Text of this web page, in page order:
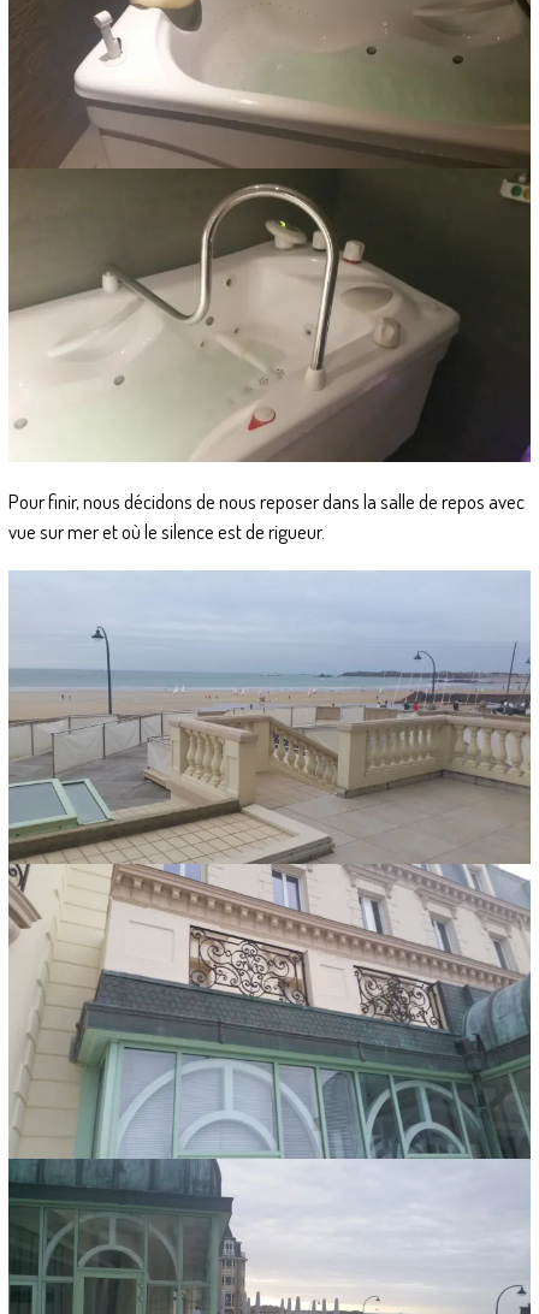
Pour finir, nous décidons de nous reposer dans la salle de repos avec
vue sur mer et où le silence est de rigueur.